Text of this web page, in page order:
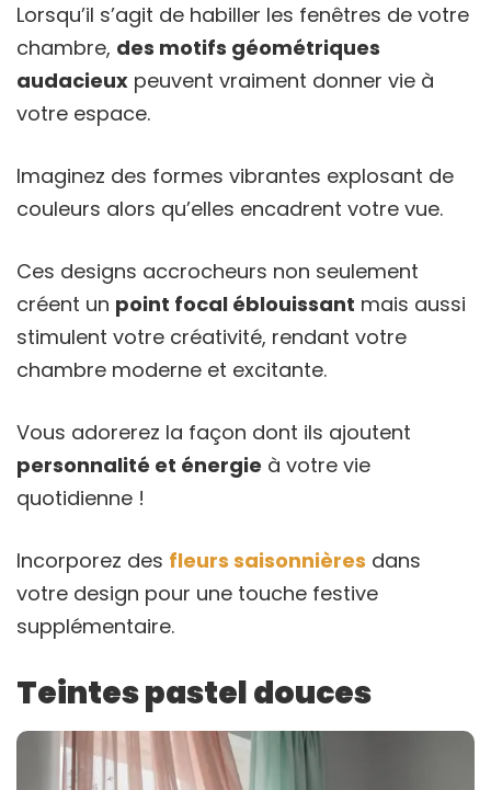
Lorsqu’il s’agit de habiller les fenêtres de votre
chambre, des motifs géométriques
audacieux peuvent vraiment donner vie à
votre espace.
Imaginez des formes vibrantes explosant de
couleurs alors qu’elles encadrent votre vue.
Ces designs accrocheurs non seulement
créent un point focal éblouissant mais aussi
stimulent votre créativité, rendant votre
chambre moderne et excitante.
Vous adorerez la façon dont ils ajoutent
personnalité et énergie à votre vie
quotidienne !
Incorporez des fleurs saisonnières dans
votre design pour une touche festive
supplémentaire.
Teintes pastel douces